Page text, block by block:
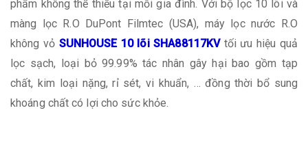
phẩm không thể thiếu tại mỗi gia đình. Với bộ lọc 10 lõi và
màng lọc R.O DuPont Filmtec (USA), máy lọc nước R.O
không vỏ SUNHOUSE 10 lõi SHA88117KV tối ưu hiệu quả
lọc sạch, loại bỏ 99.99% tác nhân gây hại bao gồm tạp
chất, kim loại nặng, rỉ sét, vi khuẩn, … đồng thời bổ sung
khoáng chất có lợi cho sức khỏe.